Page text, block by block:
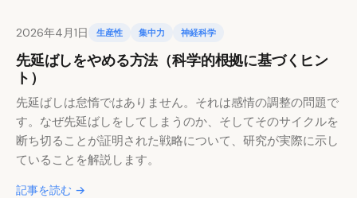
2026年4月1日 生産性 集中力 神経科学
先延ばしをやめる方法（科学的根拠に基づくヒン
ト）
先延ばしは怠惰ではありません。それは感情の調整の問題で
す。なぜ先延ばしをしてしまうのか、そしてそのサイクルを
断ち切ることが証明された戦略について、研究が実際に示し
ていることを解説します。
記事を読む →